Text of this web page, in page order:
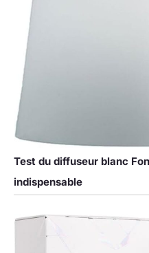
Test du diffuseur blanc
indispensable